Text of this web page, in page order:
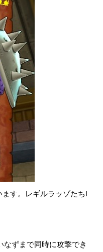
す。レギルラッゾたちI
ずまで同時に攻撃でき